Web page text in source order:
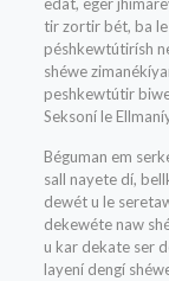
edat, eger
tir zortir bét, ba
péshkewtútirísh
shéwe
peshkewtútir
Seksoní le
Béguman em
sall nayete dí,
dewét u le
dekewéte naw
u kar dekate ser
layení dengí